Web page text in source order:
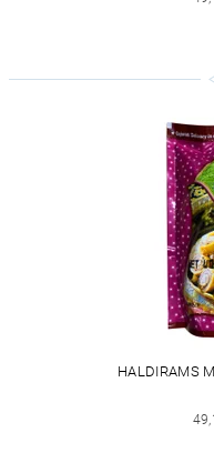
HALDIRAMS